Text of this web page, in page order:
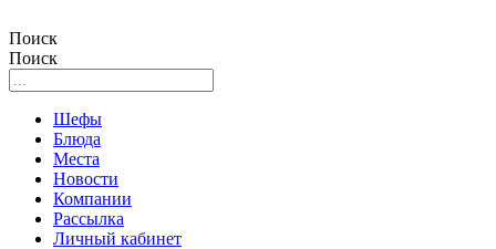
Поиск
Поиск
Шефы
Блюда
Места
Новости
Компании
Рассылка
Личный кабинет